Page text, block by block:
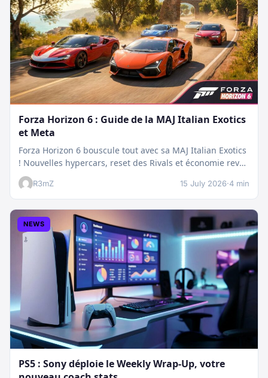
Forza Horizon 6 : Guide de la MAJ Italian Exotics
et Meta
Forza Horizon 6 bouscule tout avec sa MAJ Italian Exotics
! Nouvelles hypercars, reset des Rivals et économie revue
:…
R3mZ 15 July 2026·4 min
NEWS
PS5 : Sony déploie le Weekly Wrap-Up, votre